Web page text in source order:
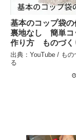
基本のコップ袋
裏地なし 簡単コ
作り方 ものづく
る haruru 巾着袋の作り
方 切り替えあり
えなし 入園入学
出典：YouTube / もの
る